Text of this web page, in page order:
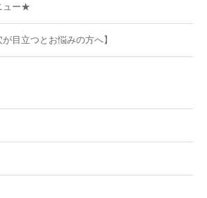
ュー★
目立つとお悩みの方へ】